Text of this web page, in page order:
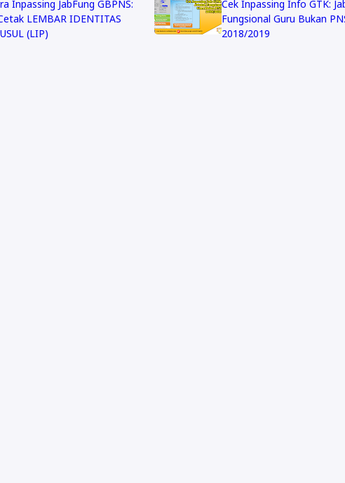
Inpassing JabFung GBPNS:
LEMBAR IDENTITAS
(LIP)
Cek Inpassing Info GTK:
Fungsional Guru Bukan
2018/2019